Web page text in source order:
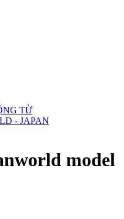
TỪ
- JAPAN
model